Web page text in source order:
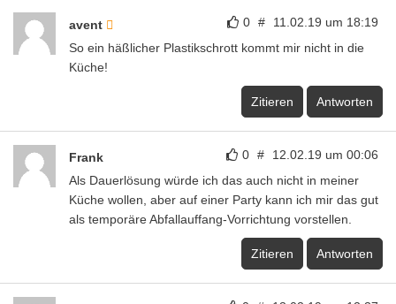
0 # 11.02.19 um 18:19
avent
So ein häßlicher Plastikschrott kommt mir nicht in die
Küche!
Zitieren Antworten
0 # 12.02.19 um 00:06
Frank
Als Dauerlösung würde ich das auch nicht in meiner
Küche wollen, aber auf einer Party kann ich mir das gut
als temporäre Abfallauffang-Vorrichtung vorstellen.
Zitieren Antworten